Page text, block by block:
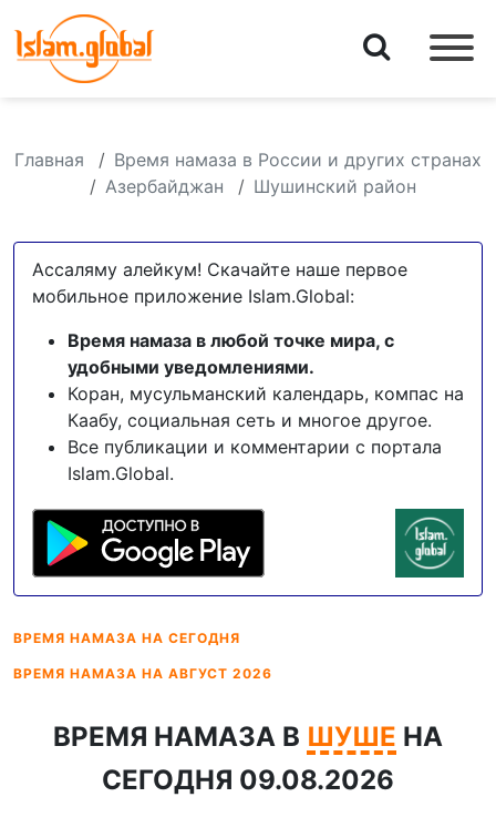
Главная
Время намаза в России и других странах
Азербайджан
Шушинский район
Ассаляму алейкум! Скачайте наше первое
мобильное приложение Islam.Global:
Время намаза в любой точке мира, с
удобными уведомлениями.
Коран, мусульманский календарь, компас на
Каабу, социальная сеть и многое другое.
Все публикации и комментарии с портала
Islam.Global.
ВРЕМЯ НАМАЗА НА СЕГОДНЯ
ВРЕМЯ НАМАЗА НА АВГУСТ 2026
ВРЕМЯ НАМАЗА В ШУШЕ НА
СЕГОДНЯ 09.08.2026